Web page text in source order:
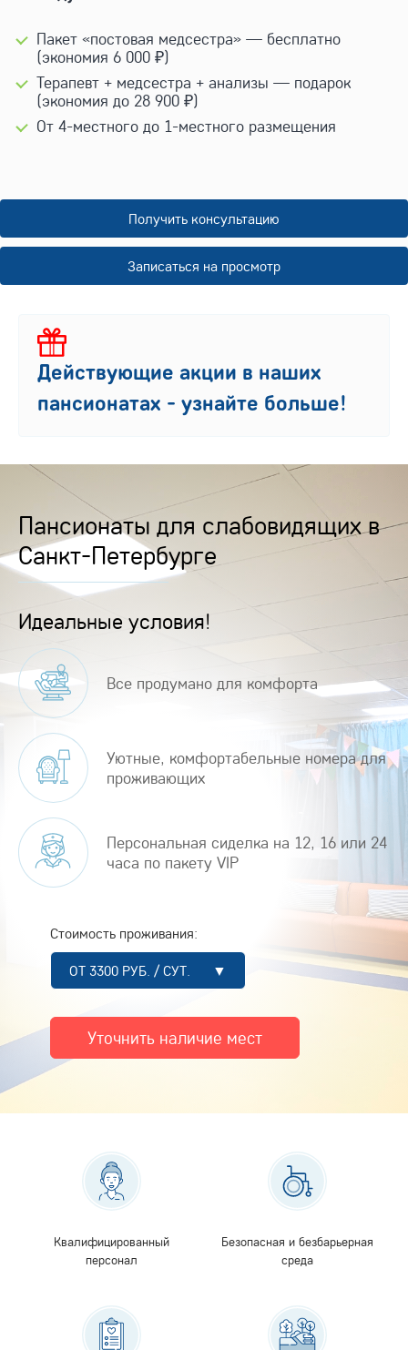
Пакет «постовая медсестра» — бесплатно
(экономия 6 000 ₽)
Терапевт + медсестра + анализы — подарок
(экономия до 28 900 ₽)
От 4-местного до 1-местного размещения
Получить консультацию
Записаться на просмотр
Действующие акции в наших
пансионатах - узнайте больше!
Пансионаты для слабовидящих в
Санкт-Петербурге
Идеальные условия!
Все продумано для комфорта
Уютные, комфортабельные номера для
проживающих
Персональная сиделка на 12, 16 или 24
часа по пакету VIP
Стоимость проживания:
ОТ 3300 РУБ. / СУТ. ▼
Уточнить наличие мест
Квалифицированный
персонал
Безопасная и безбарьерная
среда